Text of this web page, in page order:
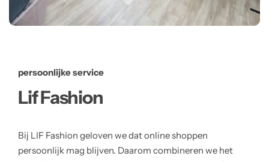
persoonlijke service
Lif Fashion
Bij LIF Fashion geloven we dat online shoppen
persoonlijk mag blijven. Daarom combineren we het